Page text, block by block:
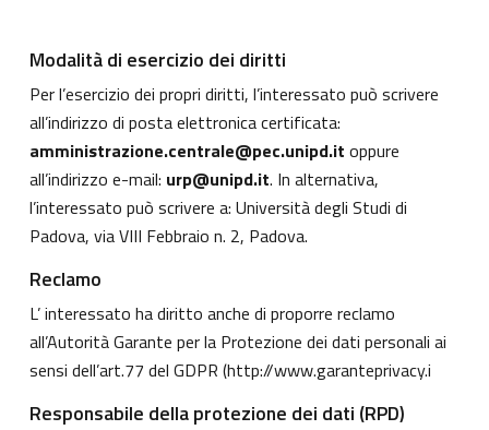
Modalità di esercizio dei diritti
Per l’esercizio dei propri diritti, l’interessato può scrivere
all’indirizzo di posta elettronica certificata:
amministrazione.centrale@pec.unipd.it oppure
all’indirizzo e-mail: urp@unipd.it. In alternativa,
l’interessato può scrivere a: Università degli Studi di
Padova, via VIII Febbraio n. 2, Padova.
Reclamo
L’ interessato ha diritto anche di proporre reclamo
all’Autorità Garante per la Protezione dei dati personali ai
sensi dell’art.77 del GDPR (http://www.garanteprivacy.i
Responsabile della protezione dei dati (RPD)